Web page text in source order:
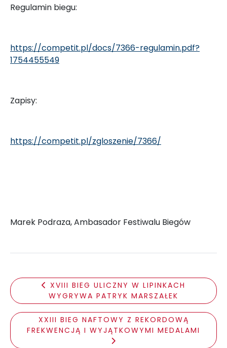
Regulamin biegu:
https://competit.pl/docs/7366-regulamin.pdf?
1754455549
Zapisy:
https://competit.pl/zgloszenie/7366/
Marek Podraza, Ambasador Festiwalu Biegów
XVIII BIEG ULICZNY W LIPINKACH
WYGRYWA PATRYK MARSZAŁEK
XXIII BIEG NAFTOWY Z REKORDOWĄ
FREKWENCJĄ I WYJĄTKOWYMI MEDALAMI